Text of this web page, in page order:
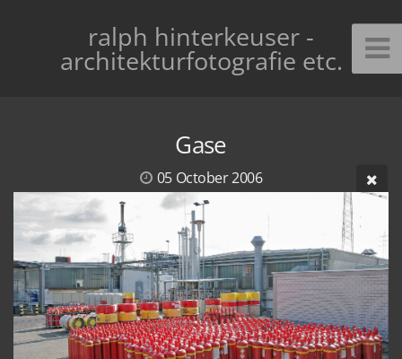
ralph hinterkeuser -
architekturfotografie etc.
Gase
05 October 2006